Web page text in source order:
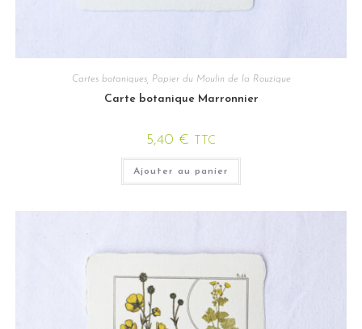
Cartes botaniques, Papier du Moulin de la Rouzique
Carte botanique Marronnier
5,40 € TTC
Ajouter au panier